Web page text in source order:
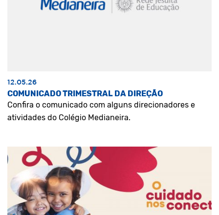
12.05.26
COMUNICADO TRIMESTRAL DA DIREÇÃO
Confira o comunicado com alguns direcionadores e
atividades do Colégio Medianeira.